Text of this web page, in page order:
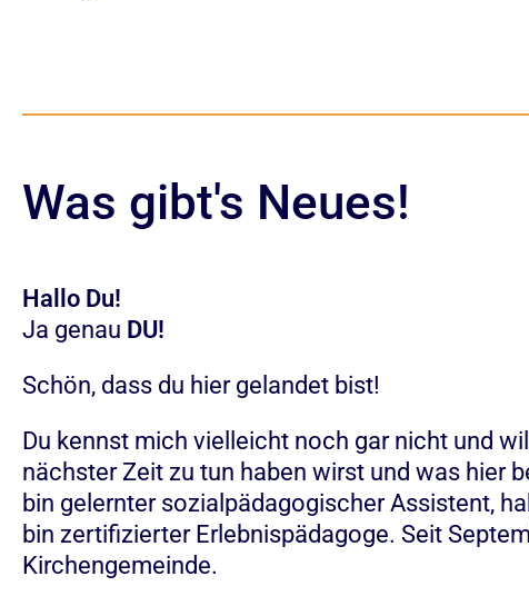
Was gibt's Neues!
Hallo Du!
Ja genau DU!
Schön, dass du hier gelandet bist!
Du kennst mich vielleicht noch gar nicht und
nächster Zeit zu tun haben wirst und was hier
bin gelernter sozialpädagogischer Assistent,
bin zertifizierter Erlebnispädagoge. Seit
Kirchengemeinde.